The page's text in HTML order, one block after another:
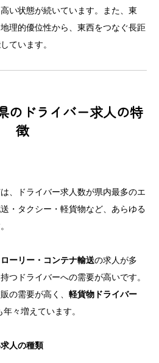
い状態が続いています。また、東
理的優位性から、東西をつなぐ長距
ています。
のドライバー求人の特
徴
、ドライバー求人数が県内最多のエ
・タクシー・軽貨物など、あらゆる
ーリー・コンテナ輸送の求人が多
つドライバーへの需要が高いです。
の需要が高く、 軽貨物ドライバー
々増えています。
人の種類